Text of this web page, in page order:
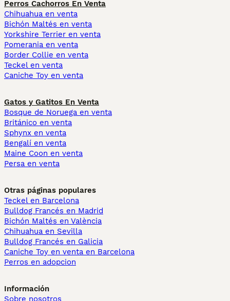
Perros Cachorros En Venta
Chihuahua en venta
Bichón Maltés en venta
Yorkshire Terrier en venta
Pomerania en venta
Border Collie en venta
Teckel en venta
Caniche Toy en venta
Gatos y Gatitos En Venta
Bosque de Noruega en venta
Británico en venta
Sphynx en venta
Bengalí en venta
Maine Coon en venta
Persa en venta
Otras páginas populares
Teckel en Barcelona
Bulldog Francés en Madrid
Bichón Maltés en València
Chihuahua en Sevilla
Bulldog Francés en Galicia
Caniche Toy en venta en Barcelona
Perros en adopcion
Información
Sobre nosotros